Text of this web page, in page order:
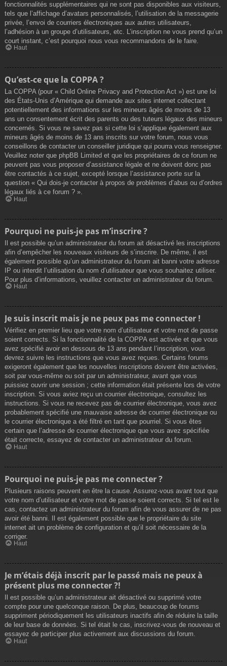
fonctionnalités supplémentaires qui ne sont pas disponibles aux visiteurs,
tels que l’affichage d’avatars personnalisés, l’utilisation de la messagerie
privée, l’envoi de courriers électroniques aux autres utilisateurs,
l’adhésion à un groupe d’utilisateurs, etc. L’inscription ne vous prend qu’un
court instant, c’est pourquoi nous vous recommandons de le faire.
Haut
Qu’est-ce que la COPPA ?
La COPPA (pour « Child Online Privacy and Protection Act ») est une loi
des États-Unis d’Amérique qui demande aux sites internet collectant
potentiellement des informations sur les mineurs âgés de moins de 13
ans un consentement écrit des parents ou des tuteurs légaux des mineurs
concernés. Si vous ne savez pas si cette loi s’applique également aux
mineurs âgés de moins de 13 ans inscrits sur votre forum, nous vous
conseillons de contacter un conseiller juridique qui pourra vous renseigner.
Veuillez noter que phpBB Limited et que les propriétaires de ce forum ne
peuvent pas vous proposer d’assistance légale et ne doivent donc pas
être contactés à ce sujet, excepté lorsque l’assistance porte sur la
question « Qui dois-je contacter à propos de problèmes d’abus ou d’ordres
légaux liés à ce forum ? ».
Haut
Pourquoi ne puis-je pas m’inscrire ?
Il est possible qu’un administrateur du forum ait désactivé les inscriptions
afin d’empêcher les nouveaux visiteurs de s’inscrire. De même, il est
également possible qu’un administrateur du forum ait banni votre adresse
IP ou interdit l’utilisation du nom d’utilisateur que vous souhaitez utiliser.
Pour plus d’informations, veuillez contacter un administrateur du forum.
Haut
Je suis inscrit mais je ne peux pas me connecter !
Vérifiez en premier lieu que votre nom d’utilisateur et votre mot de passe
soient corrects. Si la fonctionnalité de la COPPA est activée et que vous
avez spécifié avoir en dessous de 13 ans pendant l’inscription, vous
devrez suivre les instructions que vous avez reçues. Certains forums
exigeront également que les nouvelles inscriptions doivent être activées,
soit par vous-même ou soit par un administrateur, avant que vous
puissiez ouvrir une session ; cette information était présente lors de votre
inscription. Si vous aviez reçu un courrier électronique, consultez les
instructions. Si vous ne recevez pas de courrier électronique, vous avez
probablement spécifié une mauvaise adresse de courrier électronique ou
le courrier électronique a été filtré en tant que pourriel. Si vous êtes
certain que l’adresse de courrier électronique que vous avez spécifiée
était correcte, essayez de contacter un administrateur du forum.
Haut
Pourquoi ne puis-je pas me connecter ?
Plusieurs raisons peuvent en être la cause. Assurez-vous avant tout que
votre nom d’utilisateur et votre mot de passe soient corrects. Si tel est le
cas, contactez un administrateur du forum afin de vous assurer de ne pas
avoir été banni. Il est également possible que le propriétaire du site
internet ait un problème de configuration et qu’il soit nécessaire de la
corriger.
Haut
Je m’étais déjà inscrit par le passé mais ne peux à
présent plus me connecter ?!
Il est possible qu’un administrateur ait désactivé ou supprimé votre
compte pour une quelconque raison. De plus, beaucoup de forums
suppriment périodiquement les utilisateurs inactifs afin de réduire la taille
de leur base de données. Si tel était le cas, inscrivez-vous de nouveau et
essayez de participer plus activement aux discussions du forum.
Haut